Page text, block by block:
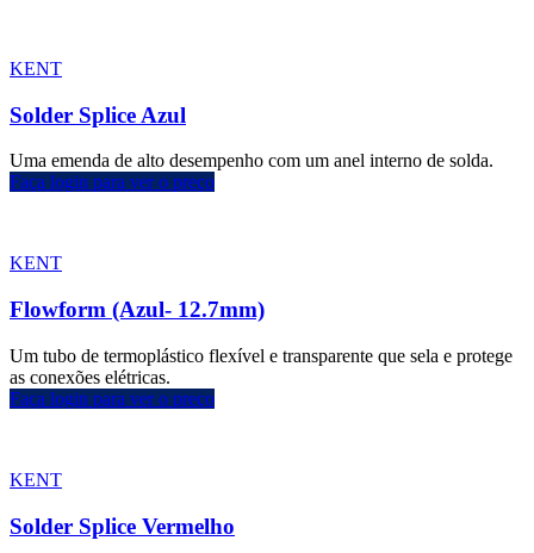
KENT
Solder Splice Azul
Uma emenda de alto desempenho com um anel interno de solda.
Faça login para ver o preço
KENT
Flowform (Azul- 12.7mm)
Um tubo de termoplástico flexível e transparente que sela e protege
as conexões elétricas.
Faça login para ver o preço
KENT
Solder Splice Vermelho